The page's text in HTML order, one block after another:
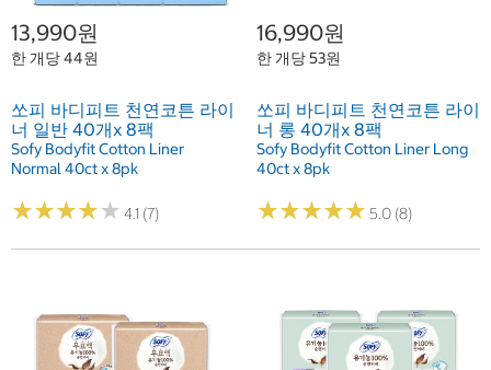
13,990원
한 개당 44원
쏘피 바디피트 천연코튼 라이
너 일반 40개x 8팩
Sofy Bodyfit Cotton Liner
Normal 40ct x 8pk
★★★★★
★★★★★ 4.1 (7)
16,990원
한 개당 53원
쏘피 바디피트 천연코튼 라이
너 롱 40개x 8팩
Sofy Bodyfit Cotton Liner Long
40ct x 8pk
★★★★★
★★★★★ 5.0 (8)